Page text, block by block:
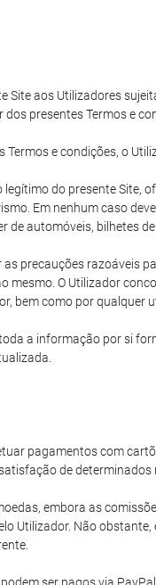
Site aos Utilizadores
presentes Termos e
e condições, o
do presente Site,
Em nenhum caso
de automóveis, bilhetes
precauções razoáveis
mesmo. O Utilizador
bem como por
a informação por si
pagamentos com
de determinados
embora as
Utilizador. Não